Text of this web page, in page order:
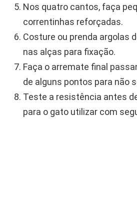
Nos quatro cantos, faça
correntinhas reforçadas.
Costure ou prenda argolas
nas alças para fixação.
Faça o arremate final
de alguns pontos para não
Teste a resistência antes
para o gato utilizar com